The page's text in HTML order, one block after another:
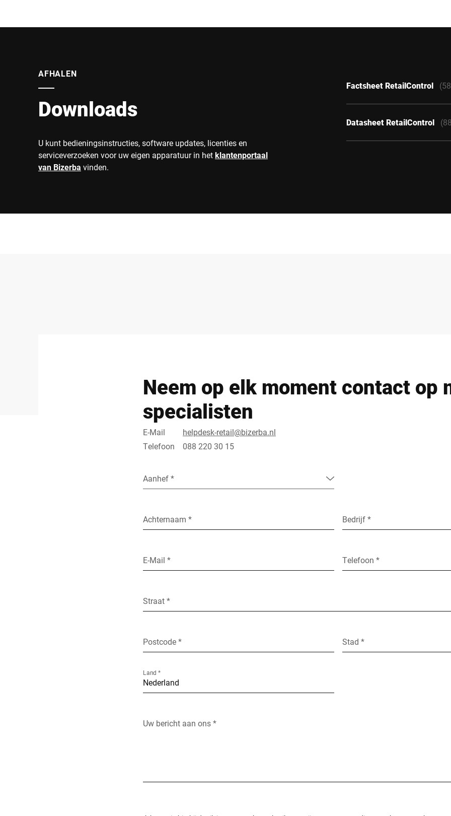
AFHALEN
Downloads
U kunt bedieningsinstructies, software updates, licenties en
serviceverzoeken voor uw eigen apparatuur in hetklantenportaal
van Bizerba vinden.
Factsheet RetailControl
Datasheet RetailControl
Neem op elk moment contact op
specialisten
E-Mail
helpdesk-retail@bizerba.nl
Telefoon
088 220 30 15
Aanhef *
Achternaam * Bedrijf *
E-Mail * Telefoon *
Straat *
Postcode * Stad *
Land *
Uw bericht aan ons *